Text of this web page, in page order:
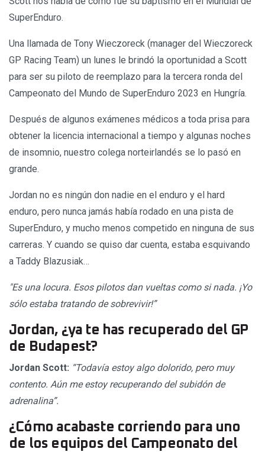
SuperEnduro.
Una llamada de Tony Wieczoreck (manager del Wieczoreck
GP Racing Team) un lunes le brindó la oportunidad a Scott
para ser su piloto de reemplazo para la tercera ronda del
Campeonato del Mundo de SuperEnduro 2023 en Hungría.
Después de algunos exámenes médicos a toda prisa para
obtener la licencia internacional a tiempo y algunas noches
de insomnio, nuestro colega norteirlandés se lo pasó en
grande.
Jordan no es ningún don nadie en el enduro y el hard
enduro, pero nunca jamás había rodado en una pista de
SuperEnduro, y mucho menos competido en ninguna de sus
carreras. Y cuando se quiso dar cuenta, estaba esquivando
a Taddy Blazusiak…
"Es una locura. Esos pilotos dan vueltas como si nada. ¡Yo
sólo estaba tratando de sobrevivir!”
Jordan, ¿ya te has recuperado del GP
de Budapest?
Jordan Scott: “Todavía estoy algo dolorido, pero muy
contento. Aún me estoy recuperando del subidón de
adrenalina”.
¿Cómo acabaste corriendo para uno
de los equipos del Campeonato del